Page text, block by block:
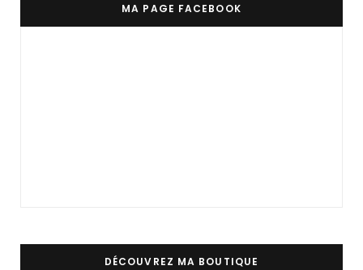
MA PAGE FACEBOOK
DÉCOUVREZ MA BOUTIQUE